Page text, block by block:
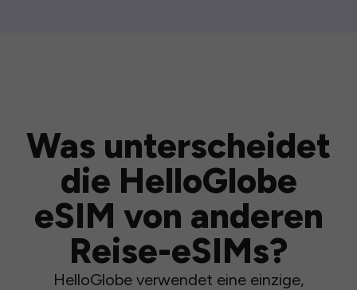
Was unterscheidet
die HelloGlobe
eSIM von anderen
Reise-eSIMs?
HelloGlobe verwendet eine einzige,